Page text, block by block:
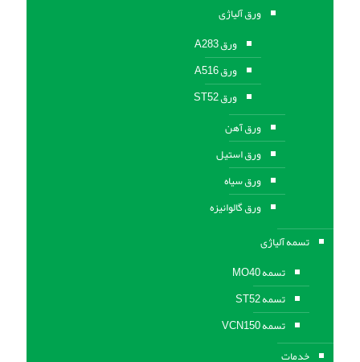
ورق آلیاژی
ورق A283
ورق A516
ورق ST52
ورق آهن
ورق استیل
ورق سیاه
ورق گالوانیزه
تسمه آلیاژی
تسمه MO40
تسمه ST52
تسمه VCN150
خدمات